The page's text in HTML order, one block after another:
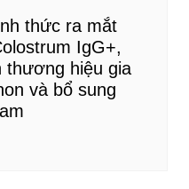
thức ra mắt
IgG+,
thương hiệu gia
và bổ sung